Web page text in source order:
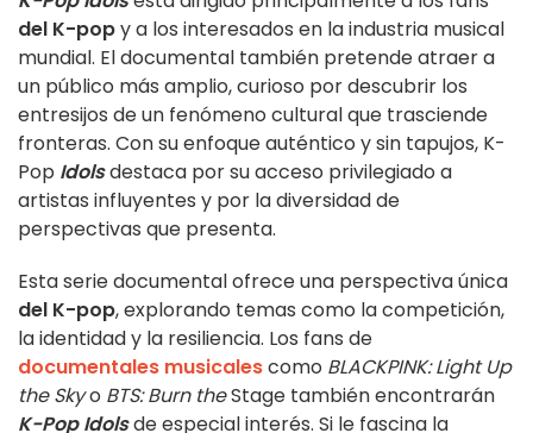
del K-popy a los interesados en la industria musical
mundial. El documental también pretende atraer a
un público más amplio, curioso por descubrir los
entresijos de un fenómeno cultural que trasciende
fronteras. Con su enfoque auténtico y sin tapujos, K-
Pop Idolsdestaca por su acceso privilegiado a
artistas influyentes y por la diversidad de
perspectivas que presenta.
Esta serie documental ofrece una perspectiva única
del K-pop, explorando temas como la competición,
la identidad y la resiliencia. Los fans de
documentales musicalescomo BLACKPINK: Light Up
the Skyo BTS: Burn theStage también encontrarán
K-Pop Idolsde especial interés. Si le fascina la